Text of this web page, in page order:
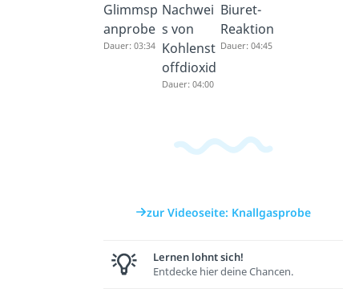
Glimmsp
anprobe
Dauer: 03:34
Nachwei
s von
Kohlenst
offdioxid
Dauer: 04:00
Biuret-
Reaktion
Dauer: 04:45
zur Videoseite: Knallgasprobe
Lernen lohnt sich!
Entdecke hier deine Chancen.